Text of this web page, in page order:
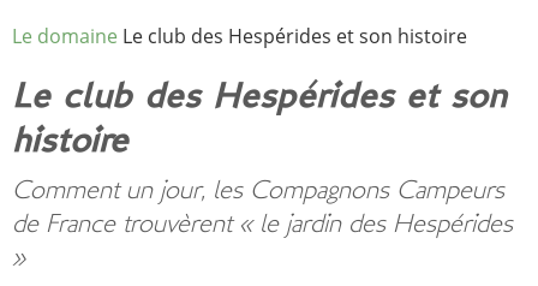
Le domaine Le club des Hespérides et son histoire
Le club des Hespérides et son
histoire
Comment un jour, les Compagnons Campeurs
de France trouvèrent « le jardin des Hespérides
»